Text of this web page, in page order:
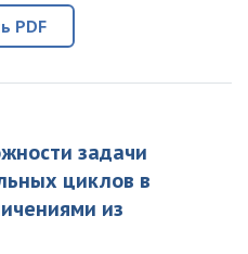
PDF
задачи
циклов в
из